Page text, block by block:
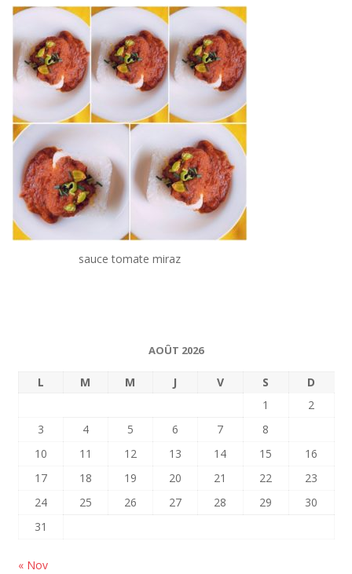
sauce tomate miraz
AOÛT 2026
L M M J V S
D
1
2
3
4 5 6 7 8
10
11 12 13 14 15
16
17
18 19 20 21 22
23
24
25 26 27 28 29
30
31
« Nov